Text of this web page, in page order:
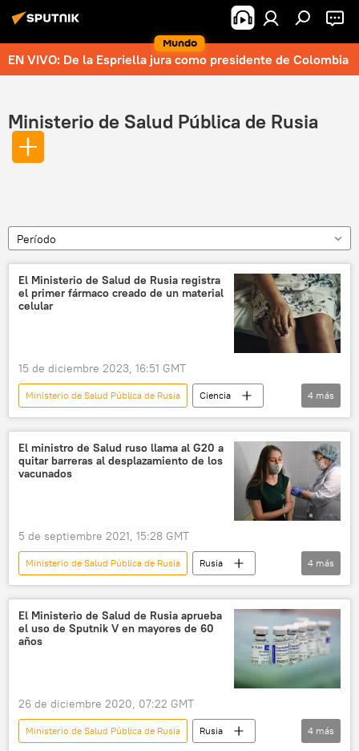
Mundo
EN VIVO: De la Espriella jura como presidente de Colombia
Ministerio de Salud Pública de Rusia
Período
El Ministerio de Salud de Rusia registra
el primer fármaco creado de un material
celular
15 de diciembre 2023, 16:51 GMT
Ministerio de Salud Pública de Rusia
Ciencia
medicina
💗 Salud
Rusia
rodilla
4 más
El ministro de Salud ruso llama al G20 a
quitar barreras al desplazamiento de los
vacunados
5 de septiembre 2021, 15:28 GMT
Ministerio de Salud Pública de Rusia
Rusia
G20
vacunación
COVID-19
pandemia de coronavirus
4 más
El Ministerio de Salud de Rusia aprueba
el uso de Sputnik V en mayores de 60
años
26 de diciembre 2020, 07:22 GMT
Ministerio de Salud Pública de Rusia
Rusia
4 más